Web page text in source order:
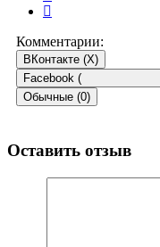
Комментарии:
ВКонтакте (X)
Facebook (
Обычные (0)
Оставить отзыв